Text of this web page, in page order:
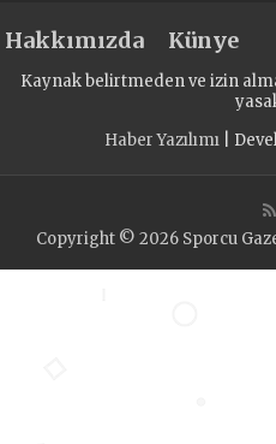
Hakkımızda Künye
Kaynak belirtmeden ve izin
Haber Yazılımı |
Copyright © 2026 Sporcu